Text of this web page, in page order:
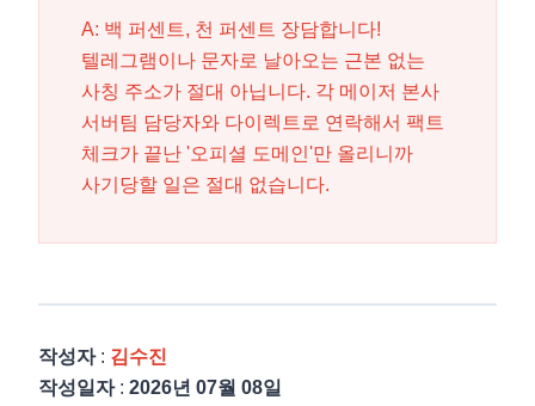
A: 백 퍼센트, 천 퍼센트 장담합니다!
텔레그램이나 문자로 날아오는 근본 없는
사칭 주소가 절대 아닙니다. 각 메이저 본사
서버팀 담당자와 다이렉트로 연락해서 팩트
체크가 끝난 '오피셜 도메인'만 올리니까
사기당할 일은 절대 없습니다.
작성자: 김수진
작성일자: 2026년 07월 08일